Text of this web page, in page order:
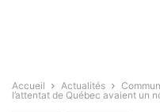
Accueil Actualités
l’attentat de Québec avaient un